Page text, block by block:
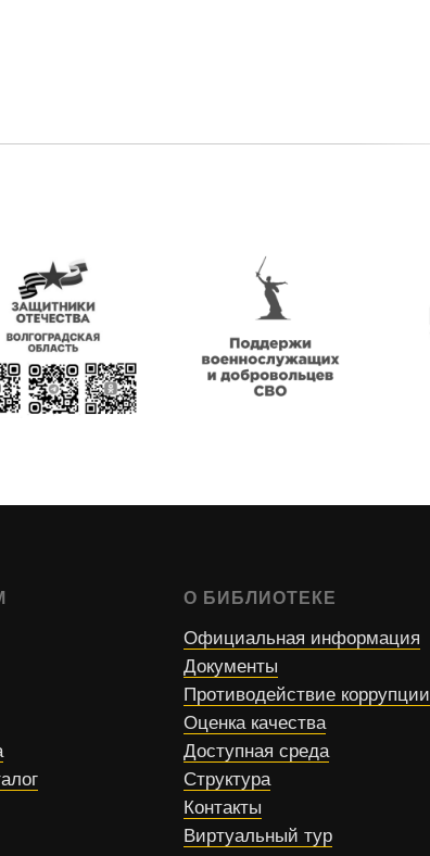
О БИБЛИОТЕКЕ
Официальная информация
Документы
Противодействие коррупции
Оценка качества
Доступная среда
Структура
Контакты
Виртуальный тур